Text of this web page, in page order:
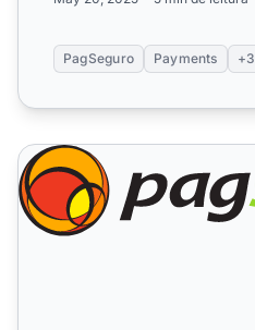
PagSeguro Payments +3
PagSeguro (IPN já utilizado)